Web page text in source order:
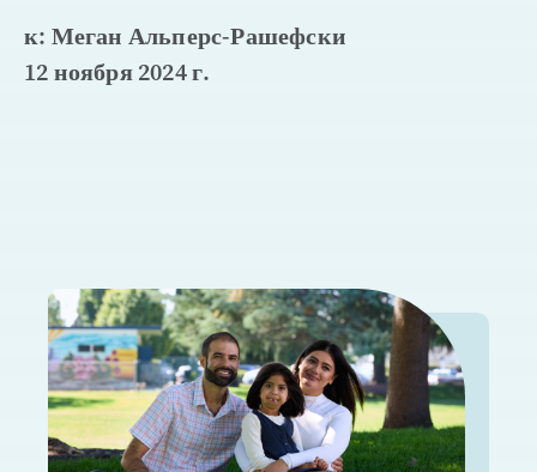
к: Меган Альперс-Рашефски
12 ноября 2024 г.